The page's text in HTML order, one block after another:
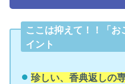
ここは抑えて！！「
イント
珍しい、香典返しの